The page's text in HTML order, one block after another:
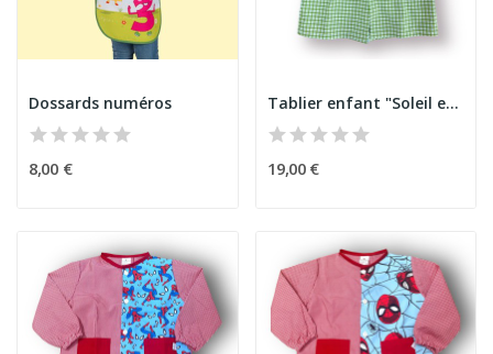
Dossards numéros
8,00 €
Tablier enfant "Soleil et Nuage"
19,00 €